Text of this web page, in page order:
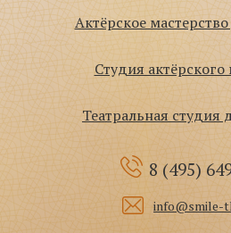
Актёрское
Студия актёрского
Театральная студия
8 (495)
info@smile-